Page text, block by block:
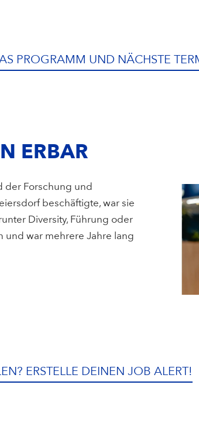
PROGRAMM UND NÄCHSTE
ERBAR
der Forschung und
beschäftigte, war sie
Diversity, Führung oder
und war mehrere Jahre lang
ERSTELLE DEINEN JOB ALERT!